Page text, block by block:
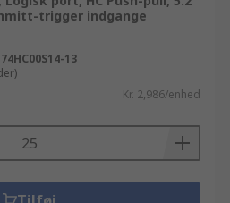
trigger indgange
74HC00S14-13
Kr. 2,986/enhed